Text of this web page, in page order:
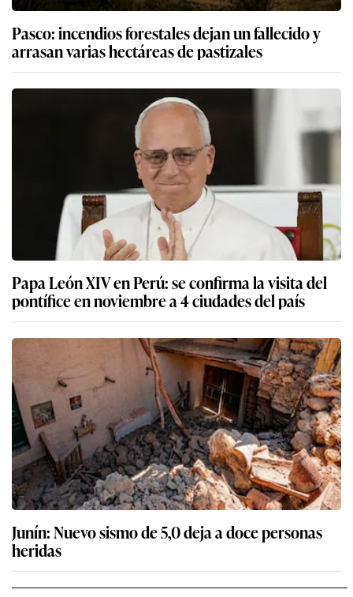
Pasco: incendios forestales dejan un fallecido y
arrasan varias hectáreas de pastizales
Papa León XIV en Perú: se confirma la visita del
pontífice en noviembre a 4 ciudades del país
Junín: Nuevo sismo de 5,0 deja a doce personas
heridas